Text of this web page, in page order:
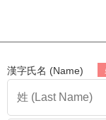
漢字氏名 (Name)